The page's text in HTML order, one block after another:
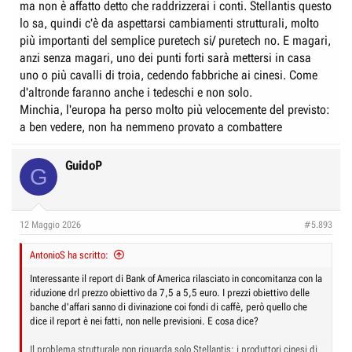
ma non è affatto detto che raddrizzerai i conti. Stellantis questo
lo sa, quindi c'è da aspettarsi cambiamenti strutturali, molto
più importanti del semplice puretech si/ puretech no. E magari,
anzi senza magari, uno dei punti forti sarà mettersi in casa
uno o più cavalli di troia, cedendo fabbriche ai cinesi. Come
d'altronde faranno anche i tedeschi e non solo.
Minchia, l'europa ha perso molto più velocemente del previsto:
a ben vedere, non ha nemmeno provato a combattere
G GuidoP
12 Maggio 2026 #5.893
AntonioS ha scritto:
Interessante il report di Bank of America rilasciato in concomitanza con la
riduzione drl prezzo obiettivo da 7,5 a 5,5 euro. I prezzi obiettivo delle
banche d'affari sanno di divinazione coi fondi di caffè, però quello che
dice il report è nei fatti, non nelle previsioni. E cosa dice?
Il problema strutturale non riguarda solo Stellantis: i produttori cinesi di